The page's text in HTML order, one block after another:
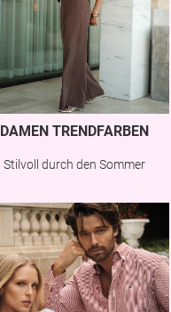
DAMEN TRENDFARBEN
Stilvoll durch den Sommer